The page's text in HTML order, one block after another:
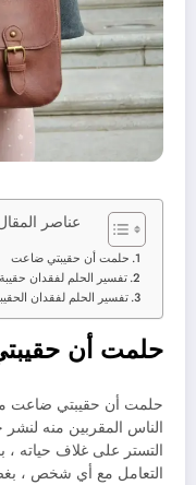
عناصر
حلمت أن حقيبتي ضاعت
تفسير الحلم لفقدان
تفسير الحلم لفقدان
حلمت أن
حلمت أن حقيبتي ضاعت
الناس المقربين منه
التستر على غلاف حياته
التعامل مع أي شخص ،